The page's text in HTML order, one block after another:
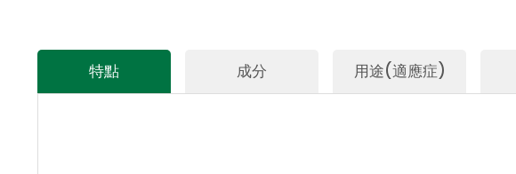
特點 成分 用途(適應症)